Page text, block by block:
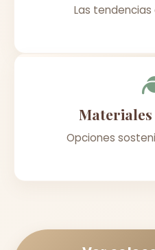
Las
Materiales
Opciones